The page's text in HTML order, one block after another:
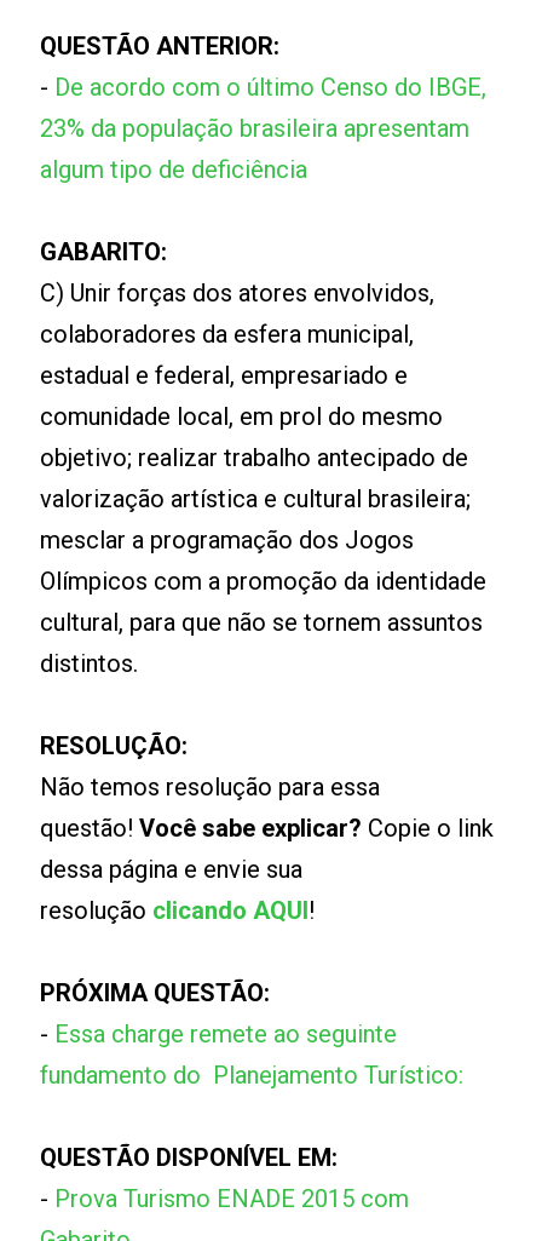
QUESTÃO ANTERIOR:
- De acordo com o último Censo do IBGE,
23% da população brasileira apresentam
algum tipo de deficiência
GABARITO:
C) Unir forças dos atores envolvidos,
colaboradores da esfera municipal,
estadual e federal, empresariado e
comunidade local, em prol do mesmo
objetivo; realizar trabalho antecipado de
valorização artística e cultural brasileira;
mesclar a programação dos Jogos
Olímpicos com a promoção da identidade
cultural, para que não se tornem assuntos
distintos.
RESOLUÇÃO:
Não temos resolução para essa
questão!Você sabe explicar? Copie o link
dessa página e envie sua
resolução clicando AQUI!
PRÓXIMA QUESTÃO:
- Essa charge remete ao seguinte
fundamento do Planejamento Turístico:
QUESTÃO DISPONÍVEL EM:
- Prova Turismo ENADE 2015 com